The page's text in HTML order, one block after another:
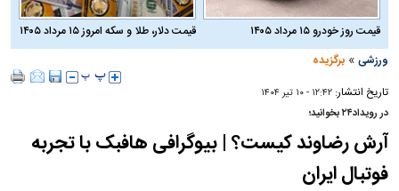
قیمت روز خودرو ۱۵ مرداد ۱۴۰۵
قیمت دلار، طلا و سکه امروز ۱۵ مرداد ۱۴۰۵
ورزشی »برگزیده
تاریخ انتشار:۱۲:۴۲ - ۱۰ تير ۱۴۰۴
در رویداد۲۴ بخوانید؛
آرش رضاوند کیست؟ | بیوگرافی هافبک با تجربه
فوتبال ایران